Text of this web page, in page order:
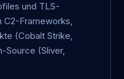
und TLS-
C2-Frameworks,
(Cobalt Strike,
Source (Sliver,